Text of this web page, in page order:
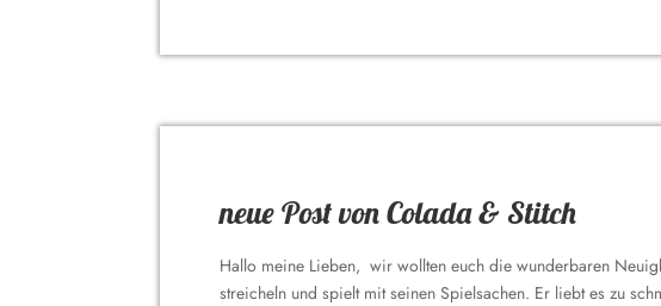
neue Post von Colada & Stitch
Hallo meine Lieben, wir wollten euch die wunderbaren
streicheln und spielt mit seinen Spielsachen. Er liebt es zu